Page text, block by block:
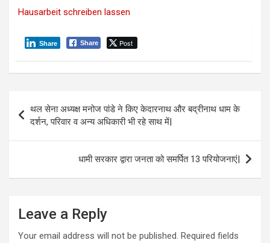
Hausarbeit schreiben lassen
Share Post
Share
s
n
थल सेना अध्यक्ष मनोज पांडे ने किए केदारनाथ और बद्रीनाथ धाम के
दर्शन, परिवार व अन्य अधिकारी भी रहे साथ में|
धामी सरकार द्वारा जनता को समर्पित 13 परियोजनाएं|
Leave a Reply
Your email address will not be published. Required fields